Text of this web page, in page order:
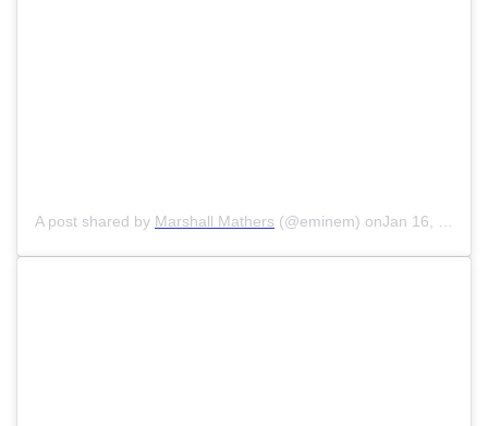
A post shared by Marshall Mathers (@eminem) onJan 16, 2020 at 9:07pm PST